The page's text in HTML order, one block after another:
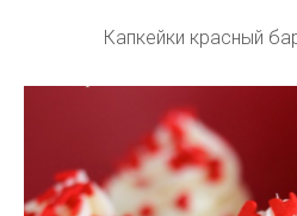
Капкейки красный